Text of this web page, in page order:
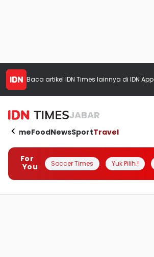
Baca artikel IDN Times lainnya di IDN App
JABAR
HomeFoodNewsSportTravel
For
You
Soccer Times Yuk Pilih !